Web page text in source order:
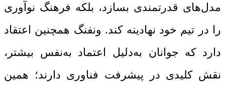
مدل‌های قدرتمندی بسازد، بلکه فرهنگ نوآوری
را در تیم خود نهادینه کند. ونفنگ همچنین اعتقاد
دارد که جوانان به‌دلیل اعتماد به‌نفس بیشتر،
نقش کلیدی در پیشرفت فناوری دارند؛ همین